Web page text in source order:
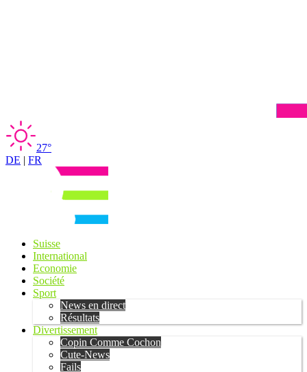
27°
DE | FR
Suisse
International
Economie
Société
Sport
News en direct
Résultats
Divertissement
Copin Comme Cochon
Cute-News
Fails